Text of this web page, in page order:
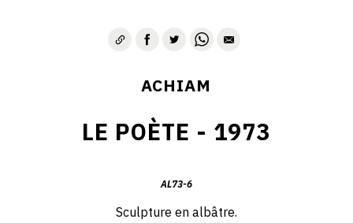
ACHIAM
LE POÈTE - 1973
AL73-6
Sculpture en albâtre.